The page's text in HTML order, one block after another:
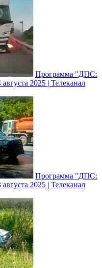
Программа "ДПС:
2025 | Телеканал
Программа "ДПС:
2025 | Телеканал